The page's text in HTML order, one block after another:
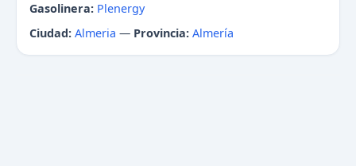
Gasolinera: Plenergy
Ciudad: Almeria — Provincia: Almería